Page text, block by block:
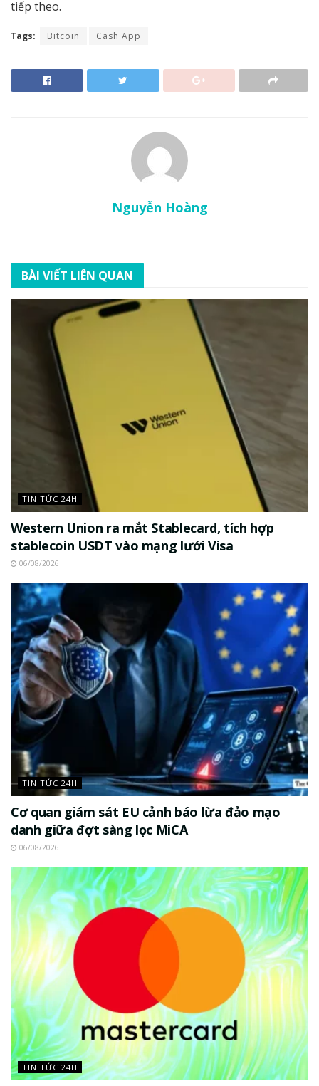
tiếp theo.
Tags: Bitcoin Cash App
Nguyễn Hoàng
BÀI VIẾT LIÊN QUAN
TIN TỨC 24H
Western Union ra mắt Stablecard, tích hợp
stablecoin USDT vào mạng lưới Visa
06/08/2026
TIN TỨC 24H
Cơ quan giám sát EU cảnh báo lừa đảo mạo
danh giữa đợt sàng lọc MiCA
06/08/2026
TIN TỨC 24H